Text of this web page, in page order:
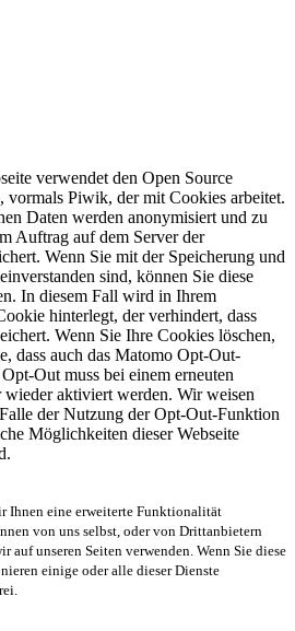
verwendet den Open Source
vormals Piwik, der mit Cookies arbeitet.
Daten werden anonymisiert und zu
Auftrag auf dem Server der
Wenn Sie mit der Speicherung und
sind, können Sie diese
In diesem Fall wird in Ihrem
hinterlegt, der verhindert, dass
Wenn Sie Ihre Cookies löschen,
dass auch das Matomo Opt-Out-
Out muss bei einem erneuten
wieder aktiviert werden. Wir weisen
der Nutzung der Opt-Out-Funktion
Möglichkeiten dieser Webseite
Ihnen eine erweiterte Funktionalität
von uns selbst, oder von Drittanbietern
auf unseren Seiten verwenden. Wenn Sie diese
einige oder alle dieser Dienste